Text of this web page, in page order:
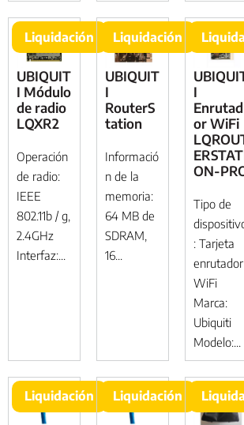
UBIQUIT
I Módulo
de radio
LQXR2
Operación
de radio:
IEEE
802.11b / g,
2.4GHz
Interfaz:...
Liquidación
UBIQUIT
I
RouterS
tation
Informació
n de la
memoria:
64 MB de
SDRAM,
16...
Liquidación
I
Enrutad
or WiFi
ON-
Tipo de
: Tarjeta
enrutador
WiFi
Marca:
Ubiquiti
Modelo:...
Liquidación Liquidación